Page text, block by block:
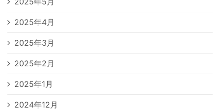
2025年4月
2025年3月
2025年2月
2025年1月
2024年12月